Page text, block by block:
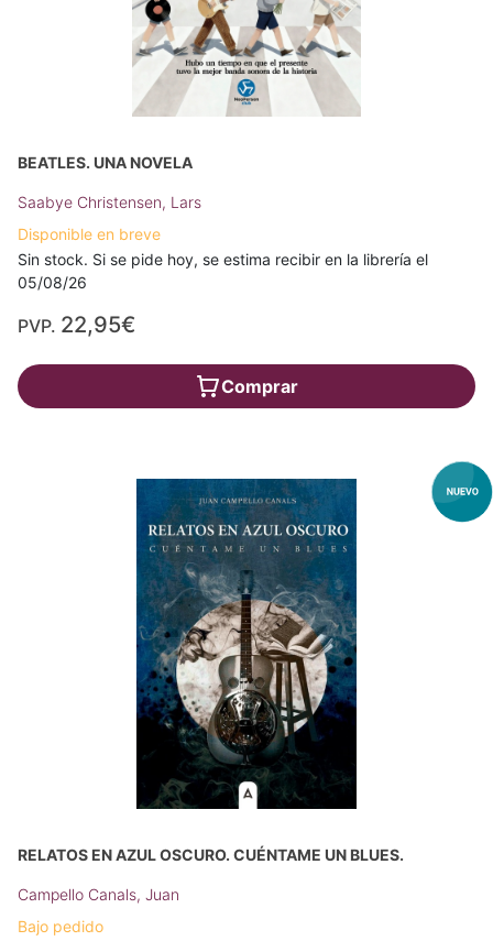
BEATLES. UNA NOVELA
Saabye Christensen, Lars
Disponible en breve
Sin stock. Si se pide hoy, se estima recibir en la librería el
05/08/26
PVP. 22,95€
Comprar
RELATOS EN AZUL OSCURO. CUÉNTAME UN BLUES.
Campello Canals, Juan
Bajo pedido